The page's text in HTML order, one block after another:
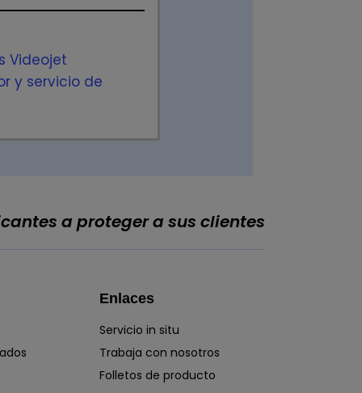
Videojet
y servicio de
a proteger a sus clientes
Enlaces
Servicio in situ
Trabaja con nosotros
Folletos de producto